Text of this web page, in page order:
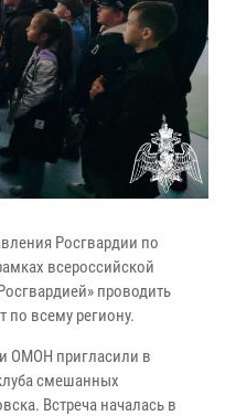
Росгвардии по
всероссийской
проводить
по всему региону.
ОМОН пригласили в
смешанных
Встреча началась в